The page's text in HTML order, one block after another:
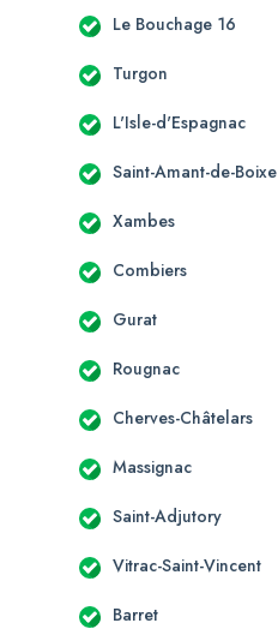
Le Bouchage 16
Turgon
L'Isle-d'Espagnac
Saint-Amant-de-Boixe
Xambes
Combiers
Gurat
Rougnac
Cherves-Châtelars
Massignac
Saint-Adjutory
Vitrac-Saint-Vincent
Barret